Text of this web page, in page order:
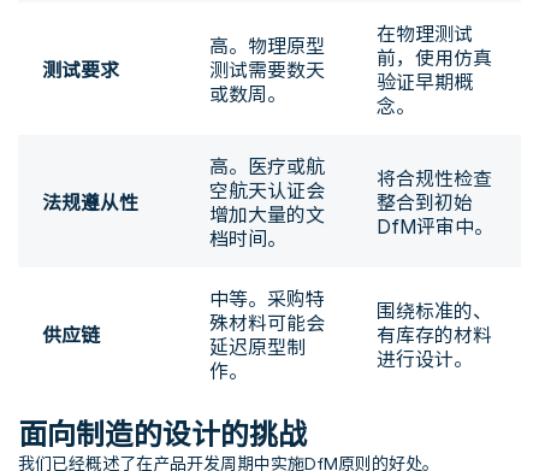
测试要求
高。物理原型
测试需要数天
或数周。
在物理测试
前，使用仿真
验证早期概
念。
法规遵从性
高。医疗或航
空航天认证会
增加大量的文
档时间。
将合规性检查
整合到初始
DfM评审中。
供应链
中等。采购特
殊材料可能会
延迟原型制
作。
围绕标准的、
有库存的材料
进行设计。
面向制造的设计的挑战
我们已经概述了在产品开发周期中实施DfM原则的好处。